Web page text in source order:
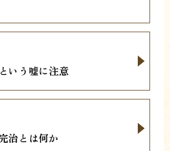
いう嘘に注意
治とは何か